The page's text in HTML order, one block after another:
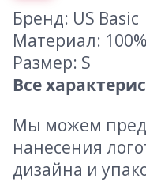
Бренд: US Basic
Материал:
Размер: S
Все
Мы можем
нанесения
дизайна и